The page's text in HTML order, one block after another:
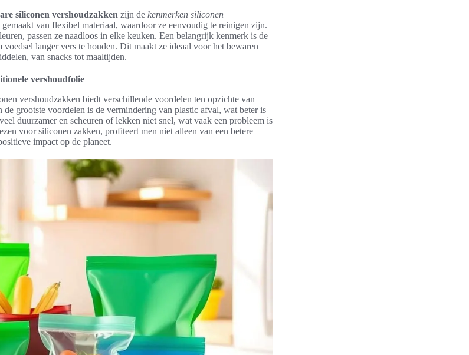
siliconen vershoudzakken zijn de kenmerken siliconen
gemaakt van flexibel materiaal, waardoor ze eenvoudig te reinigen zijn.
passen ze naadloos in elke keuken. Een belangrijk kenmerk is de
langer vers te houden. Dit maakt ze ideaal voor het bewaren
van snacks tot maaltijden.
vershoudfolie
vershoudzakken biedt verschillende voordelen ten opzichte van
de grootste voordelen is de vermindering van plastic afval, wat beter is
duurzamer en scheuren of lekken niet snel, wat vaak een probleem is
voor siliconen zakken, profiteert men niet alleen van een betere
impact op de planeet.